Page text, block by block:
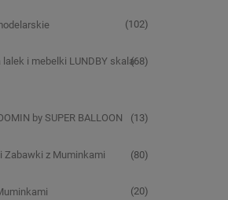
(102)
lalek i mebelki LUNDBY skala(68)
by SUPER BALLOON (13)
Zabawki z Muminkami (80)
(20)